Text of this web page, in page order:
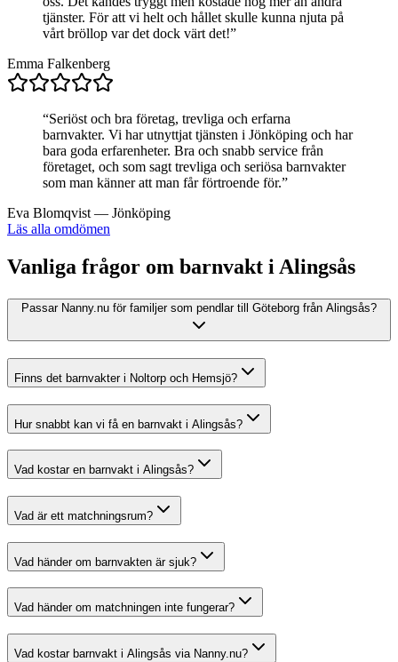
tjänster. För att vi helt och hållet skulle kunna njuta på
vårt bröllop var det dock värt det!”
Emma Falkenberg
“Seriöst och bra företag, trevliga och erfarna
barnvakter. Vi har utnyttjat tjänsten i Jönköping och har
bara goda erfarenheter. Bra och snabb service från
företaget, och som sagt trevliga och seriösa barnvakter
som man känner att man får förtroende för.”
Eva Blomqvist — Jönköping
Läs alla omdömen
Vanliga frågor om barnvakt i Alingsås
Passar Nanny.nu för familjer som pendlar till Göteborg från Alingsås?
Finns det barnvakter i Noltorp och Hemsjö?
Hur snabbt kan vi få en barnvakt i Alingsås?
Vad kostar en barnvakt i Alingsås?
Vad är ett matchningsrum?
Vad händer om barnvakten är sjuk?
Vad händer om matchningen inte fungerar?
Vad kostar barnvakt i Alingsås via Nanny.nu?